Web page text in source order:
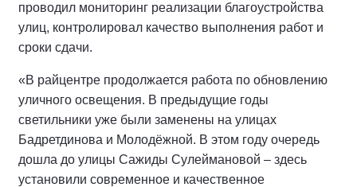
проводил мониторинг реализации благоустройства
улиц, контролировал качество выполнения работ и
сроки сдачи.
«В райцентре продолжается работа по обновлению
уличного освещения. В предыдущие годы
светильники уже были заменены на улицах
Бадретдинова и Молодёжной. В этом году очередь
дошла до улицы Сажиды Сулеймановой – здесь
установили современное и качественное